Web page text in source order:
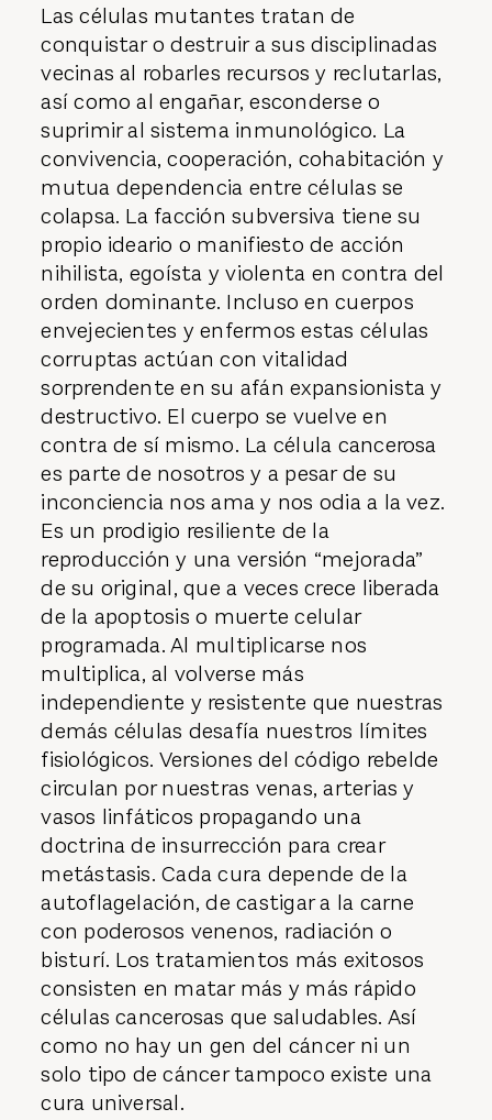
Las células mutantes tratan de
conquistar o destruir a sus disciplinadas
vecinas al robarles recursos y reclutarlas,
así como al engañar, esconderse o
suprimir al sistema inmunológico. La
convivencia, cooperación, cohabitación y
mutua dependencia entre células se
colapsa. La facción subversiva tiene su
propio ideario o manifiesto de acción
nihilista, egoísta y violenta en contra del
orden dominante. Incluso en cuerpos
envejecientes y enfermos estas células
corruptas actúan con vitalidad
sorprendente en su afán expansionista y
destructivo. El cuerpo se vuelve en
contra de sí mismo. La célula cancerosa
es parte de nosotros y a pesar de su
inconciencia nos ama y nos odia a la vez.
Es un prodigio resiliente de la
reproducción y una versión “mejorada”
de su original, que a veces crece liberada
de la apoptosis o muerte celular
programada. Al multiplicarse nos
multiplica, al volverse más
independiente y resistente que nuestras
demás células desafía nuestros límites
fisiológicos. Versiones del código rebelde
circulan por nuestras venas, arterias y
vasos linfáticos propagando una
doctrina de insurrección para crear
metástasis. Cada cura depende de la
autoflagelación, de castigar a la carne
con poderosos venenos, radiación o
bisturí. Los tratamientos más exitosos
consisten en matar más y más rápido
células cancerosas que saludables. Así
como no hay un gen del cáncer ni un
solo tipo de cáncer tampoco existe una
cura universal.